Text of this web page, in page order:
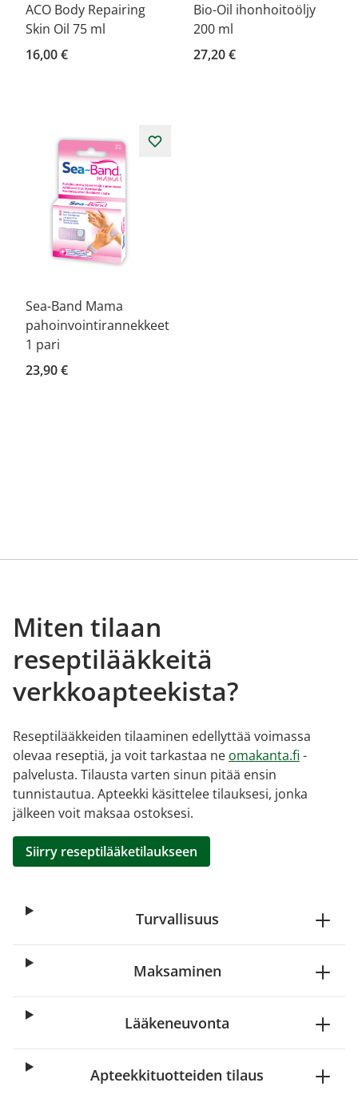
ACO Body Repairing
Skin Oil 75 ml
16,00 €
Bio-Oil ihonhoitoöljy
200 ml
27,20 €
Sea-Band Mama
pahoinvointirannekkeet
1 pari
23,90 €
Miten tilaan
reseptilääkkeitä
verkkoapteekista?
Reseptilääkkeiden tilaaminen edellyttää voimassa
olevaa reseptiä, ja voit tarkastaa ne omakanta.fi -
palvelusta. Tilausta varten sinun pitää ensin
tunnistautua. Apteekki käsittelee tilauksesi, jonka
jälkeen voit maksaa ostoksesi.
Siirry reseptilääketilaukseen
Turvallisuus
Maksaminen
Lääkeneuvonta
Apteekkituotteiden tilaus